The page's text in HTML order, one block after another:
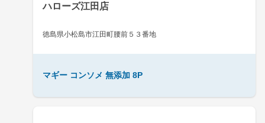
ハローズ江田店
徳島県小松島市江田町腰前５３番地
マギー コンソメ 無添加 8P